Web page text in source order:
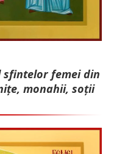
sfintelor femei din
monahii, soții